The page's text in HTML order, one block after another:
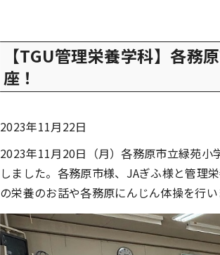
【TGU管理栄養学科】各務
座！
2023年11月22日
2023年11月20日（月）各務原市立緑苑
しました。各務原市様、JAぎふ様と管理
の栄養のお話や各務原にんじん体操を行